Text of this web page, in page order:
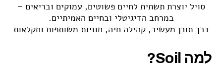
סויל יוצרת תשתית לחיים פשוטים, עמוקים ובריאים –
במרחב הדיגיטלי ובחיים האמיתיים.
דרך תוכן מעשיר, קהילה חיה, חוויות משותפות וחקלאות
למה Soil?